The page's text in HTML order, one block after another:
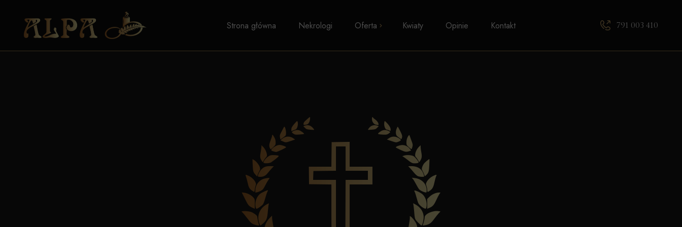
Strona główna Nekrologi Oferta
Pogrzeby wyznaniowe
Kwiaty Opinie Kontakt 791 003 410